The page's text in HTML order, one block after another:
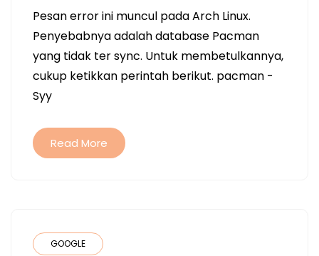
Pesan error ini muncul pada Arch Linux.
Penyebabnya adalah database Pacman
yang tidak ter sync. Untuk membetulkannya,
cukup ketikkan perintah berikut. pacman -
Syy
Read More
GOOGLE